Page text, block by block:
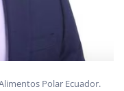
Polar Ecuador.